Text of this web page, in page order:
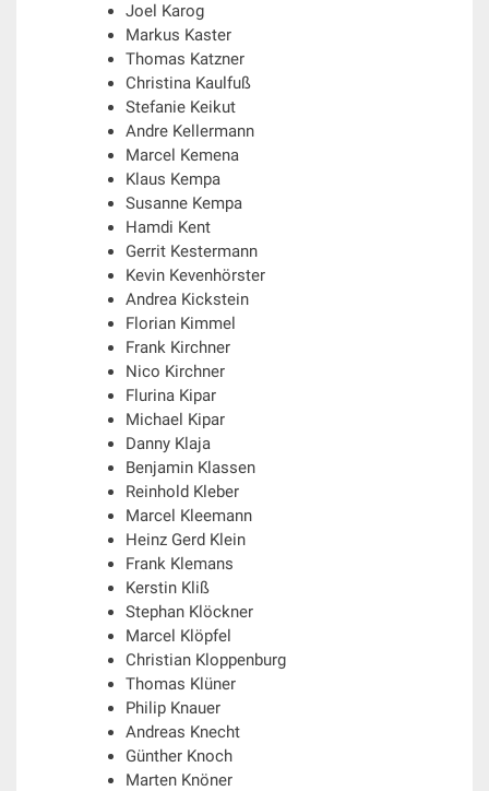
Joel Karog
Markus Kaster
Thomas Katzner
Christina Kaulfuß
Stefanie Keikut
Andre Kellermann
Marcel Kemena
Klaus Kempa
Susanne Kempa
Hamdi Kent
Gerrit Kestermann
Kevin Kevenhörster
Andrea Kickstein
Florian Kimmel
Frank Kirchner
Nico Kirchner
Flurina Kipar
Michael Kipar
Danny Klaja
Benjamin Klassen
Reinhold Kleber
Marcel Kleemann
Heinz Gerd Klein
Frank Klemans
Kerstin Kliß
Stephan Klöckner
Marcel Klöpfel
Christian Kloppenburg
Thomas Klüner
Philip Knauer
Andreas Knecht
Günther Knoch
Marten Knöner